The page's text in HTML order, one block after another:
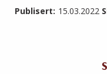
Publisert: 15.03.2022